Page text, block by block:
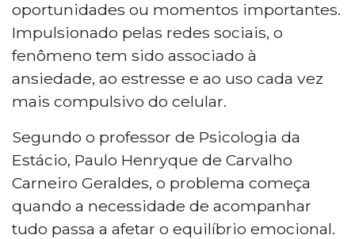
oportunidades ou momentos importantes.
Impulsionado pelas redes sociais, o
fenômeno tem sido associado à
ansiedade, ao estresse e ao uso cada vez
mais compulsivo do celular.
Segundo o professor de Psicologia da
Estácio, Paulo Henryque de Carvalho
Carneiro Geraldes, o problema começa
quando a necessidade de acompanhar
tudo passa a afetar o equilíbrio emocional.